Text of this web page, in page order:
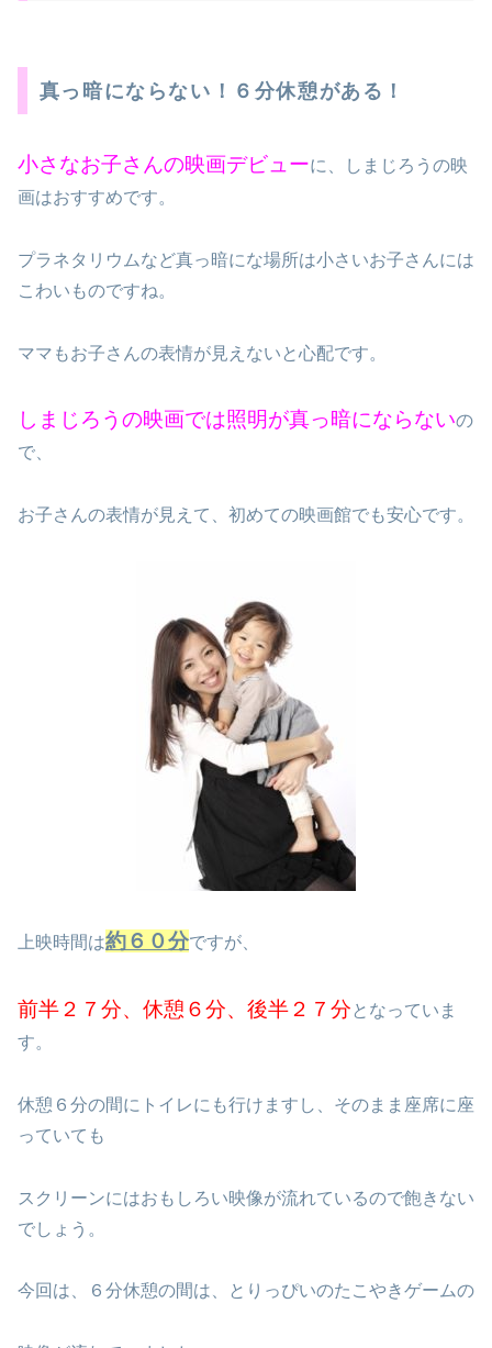
真っ暗にならない！６分休憩がある！
小さなお子さんの映画デビューに、しまじろうの映
画はおすすめです。
プラネタリウムなど真っ暗にな場所は小さいお子さんには
こわいものですね。
ママもお子さんの表情が見えないと心配です。
しまじろうの映画では照明が真っ暗にならないの
で、
お子さんの表情が見えて、初めての映画館でも安心です。
上映時間は約６０分ですが、
前半２７分、休憩６分、後半２７分 となっていま
す。
休憩６分の間にトイレにも行けますし、そのまま座席に座
っていても
スクリーンにはおもしろい映像が流れているので飽きない
でしょう。
今回は、６分休憩の間は、とりっぴいのたこやきゲームの